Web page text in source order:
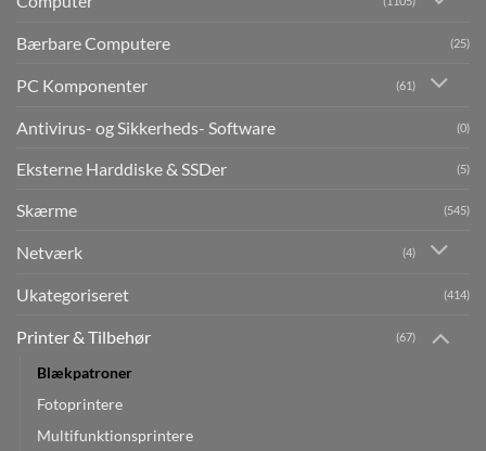
Bærbare Computere (25)
PC Komponenter (61)
Antivirus- og Sikkerheds- Software (0)
Eksterne Harddiske & SSDer (5)
Skærme (545)
Netværk (4)
Ukategoriseret (414)
Printer & Tilbehør (67)
Blækpatroner
Fotoprintere
Multifunktionsprintere